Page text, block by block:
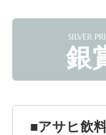
SILVER
銀
■アサヒ飲